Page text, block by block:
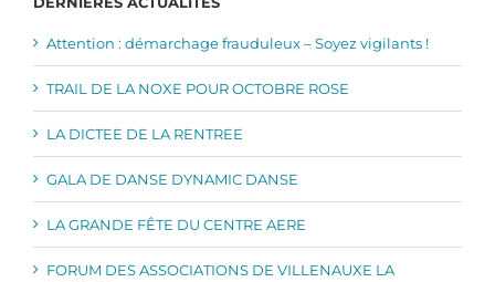
Attention : démarchage frauduleux – Soyez vigilants !
TRAIL DE LA NOXE POUR OCTOBRE ROSE
LA DICTEE DE LA RENTREE
GALA DE DANSE DYNAMIC DANSE
LA GRANDE FÊTE DU CENTRE AERE
FORUM DES ASSOCIATIONS DE VILLENAUXE LA